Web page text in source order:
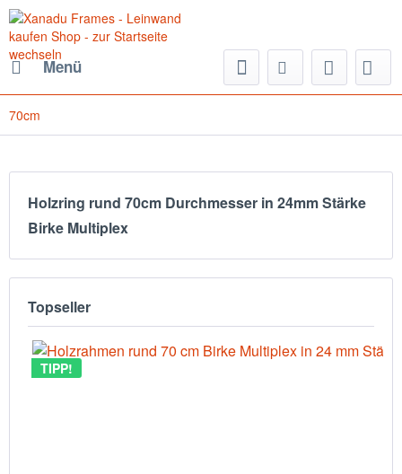
Menü
70cm
Holzring rund 70cm Durchmesser in 24mm Stärke
Birke Multiplex
Topseller
TIPP!